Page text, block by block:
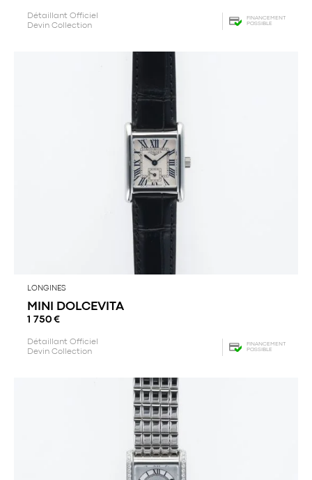
Détaillant Officiel
Devin Collection
FINANCEMENT
POSSIBLE
LONGINES
MINI DOLCEVITA
1 750 €
Détaillant Officiel
Devin Collection
FINANCEMENT
POSSIBLE